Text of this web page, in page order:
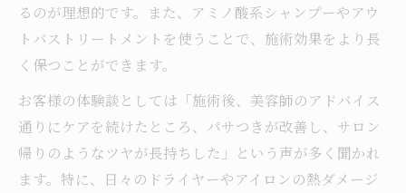
るのが理想的です。また、アミノ酸系シャンプーやアウ
トバストリートメントを使うことで、施術効果をより長
く保つことができます。
お客様の体験談としては「施術後、美容師のアドバイス
通りにケアを続けたところ、パサつきが改善し、サロン
帰りのようなツヤが長持ちした」という声が多く聞かれ
ます。特に、日々のドライヤーやアイロンの熱ダメージ